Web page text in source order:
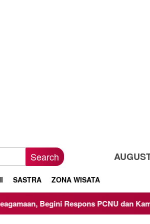
Search
SASTRA ZONA WISATA
Respons PCNU dan Kampus